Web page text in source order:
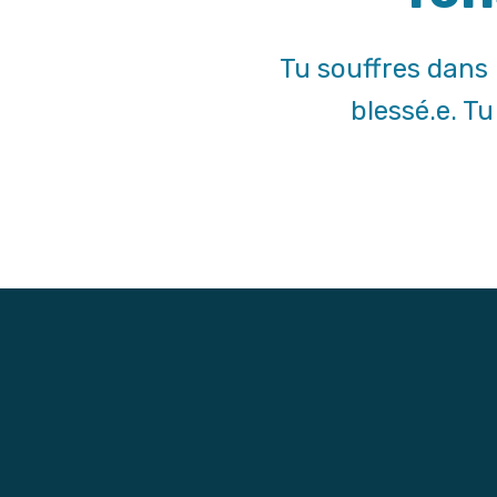
Tu souffres dans
blessé.e.